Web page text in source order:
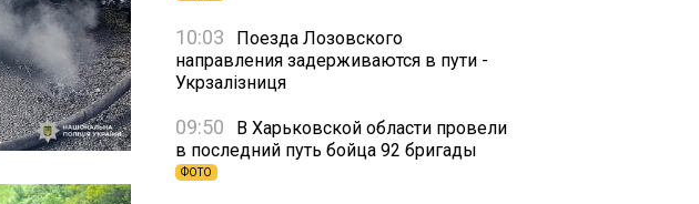
10:03
Поезда Лозовского
направления задерживаются в пути -
Укрзалізниця
09:50
В Харьковской области провели
в последний путь бойца 92 бригады
ФОТО